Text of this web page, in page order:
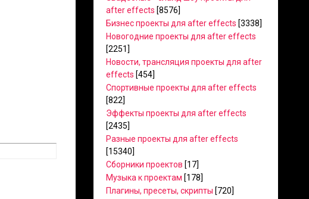
after effects [8576]
Бизнес проекты для after effects [3338]
Новогодние проекты для after effects
[2251]
Новости, трансляция проекты для after
effects [454]
Спортивные проекты для after effects
[822]
Эффекты проекты для after effects
[2435]
Разные проекты для after effects
[15340]
Сборники проектов [17]
Музыка к проектам [178]
Плагины, пресеты, скрипты [720]